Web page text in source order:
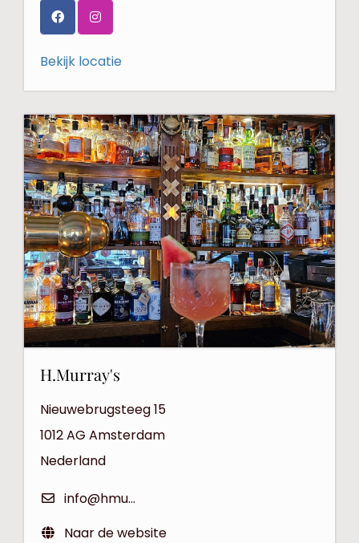
Bekijk locatie
H.Murray's
Nieuwebrugsteeg 15
1012 AG Amsterdam
Nederland
info@hmurrays.com
Naar de website